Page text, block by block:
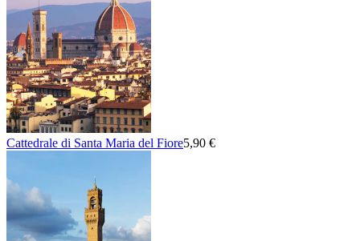
Cattedrale di Santa Maria del Fiore5,90 €